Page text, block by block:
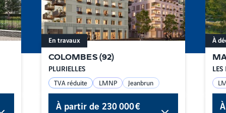
COLOMBES(92)
PLURIELLES
En travaux
TVA réduite LMNP Jeanbrun
À partir de230 000 €
LES
À